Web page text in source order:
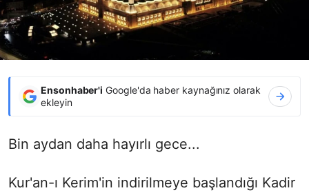
Ensonhaber'i Google'da haber kaynağınız olarak
ekleyin
Bin aydan daha hayırlı gece...
Kur'an-ı Kerim'in indirilmeye başlandığı Kadir